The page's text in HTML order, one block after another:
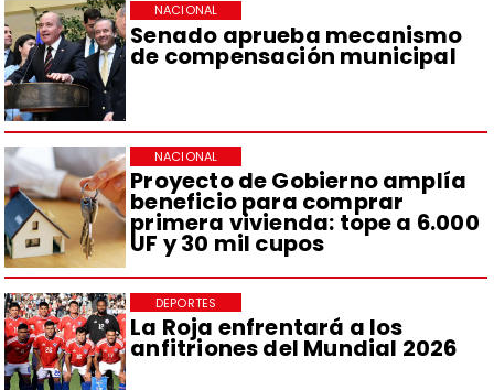
Senado aprueba mecanismo
de compensación municipal
NACIONAL
Proyecto de Gobierno amplía
beneficio para comprar
primera vivienda: tope a 6.000
UF y 30 mil cupos
NACIONAL
La Roja enfrentará a los
anfitriones del Mundial 2026
DEPORTES